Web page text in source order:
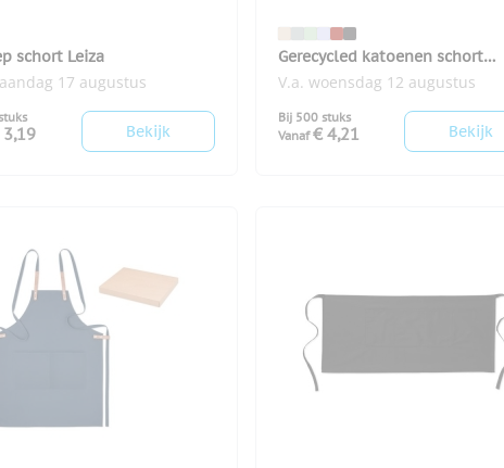
schort Leiza
17 augustus
Bekijk
Gerecycled katoenen schort
Pheebs
V.a. woensdag 12 augustus
Bij 500 stuks
Vanaf € 4,21 Bekijk